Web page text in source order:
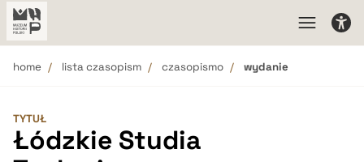
home lista czasopism czasopismo wydanie
TYTUŁ
Łódzkie Studia